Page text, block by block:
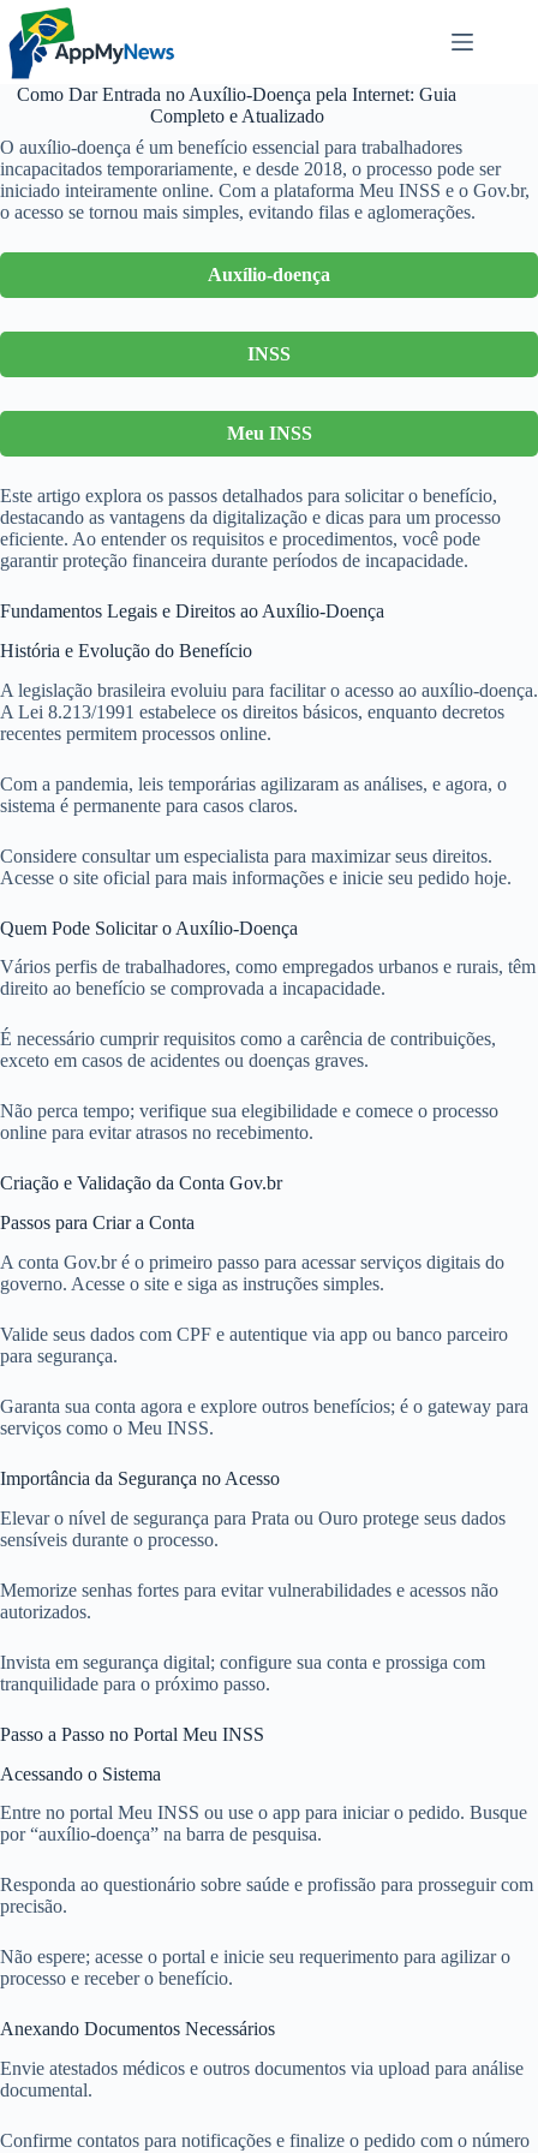
Pular
para
conteúdo
Como Dar Entrada no Auxílio-Doença pela Internet: Guia
Completo e Atualizado
O auxílio-doença é um benefício essencial para trabalhadores
incapacitados temporariamente, e desde 2018, o processo pode ser
iniciado inteiramente online. Com a plataforma Meu INSS e o Gov.br,
o acesso se tornou mais simples, evitando filas e aglomerações.
Auxílio-doença
INSS
Meu INSS
Este artigo explora os passos detalhados para solicitar o benefício,
destacando as vantagens da digitalização e dicas para um processo
eficiente. Ao entender os requisitos e procedimentos, você pode
garantir proteção financeira durante períodos de incapacidade.
Fundamentos Legais e Direitos ao Auxílio-Doença
História e Evolução do Benefício
A legislação brasileira evoluiu para facilitar o acesso ao auxílio-doença.
A Lei 8.213/1991 estabelece os direitos básicos, enquanto decretos
recentes permitem processos online.
Com a pandemia, leis temporárias agilizaram as análises, e agora, o
sistema é permanente para casos claros.
Considere consultar um especialista para maximizar seus direitos.
Acesse o site oficial para mais informações e inicie seu pedido hoje.
Quem Pode Solicitar o Auxílio-Doença
Vários perfis de trabalhadores, como empregados urbanos e rurais, têm
direito ao benefício se comprovada a incapacidade.
É necessário cumprir requisitos como a carência de contribuições,
exceto em casos de acidentes ou doenças graves.
Não perca tempo; verifique sua elegibilidade e comece o processo
online para evitar atrasos no recebimento.
Criação e Validação da Conta Gov.br
Passos para Criar a Conta
A conta Gov.br é o primeiro passo para acessar serviços digitais do
governo. Acesse o site e siga as instruções simples.
Valide seus dados com CPF e autentique via app ou banco parceiro
para segurança.
Garanta sua conta agora e explore outros benefícios; é o gateway para
serviços como o Meu INSS.
Importância da Segurança no Acesso
Elevar o nível de segurança para Prata ou Ouro protege seus dados
sensíveis durante o processo.
Memorize senhas fortes para evitar vulnerabilidades e acessos não
autorizados.
Invista em segurança digital; configure sua conta e prossiga com
tranquilidade para o próximo passo.
Passo a Passo no Portal Meu INSS
Acessando o Sistema
Entre no portal Meu INSS ou use o app para iniciar o pedido. Busque
por “auxílio-doença” na barra de pesquisa.
Responda ao questionário sobre saúde e profissão para prosseguir com
precisão.
Não espere; acesse o portal e inicie seu requerimento para agilizar o
processo e receber o benefício.
Anexando Documentos Necessários
Envie atestados médicos e outros documentos via upload para análise
documental.
Confirme contatos para notificações e finalize o pedido com o número